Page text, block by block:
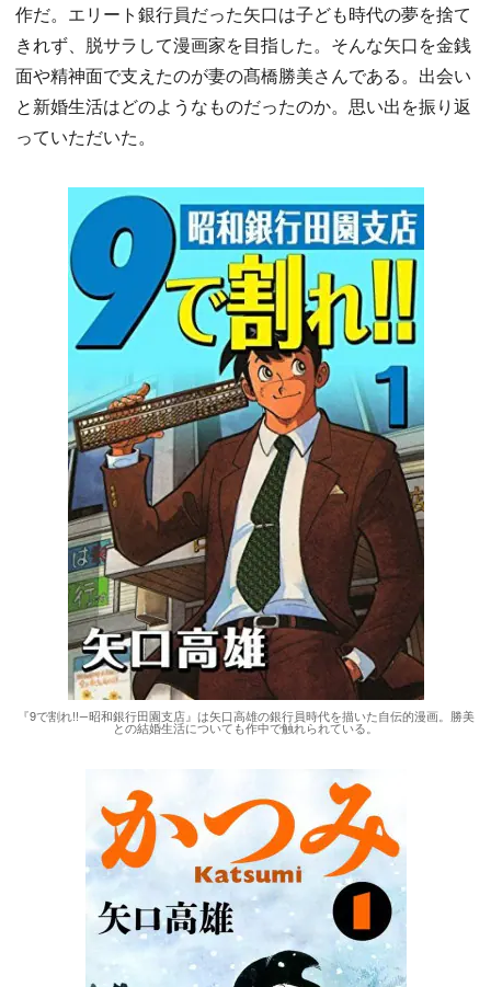
作だ。エリート銀行員だった矢口は子ども時代の夢を捨て
きれず、脱サラして漫画家を目指した。そんな矢口を金銭
面や精神面で支えたのが妻の髙橋勝美さんである。出会い
と新婚生活はどのようなものだったのか。思い出を振り返
っていただいた。
『9で割れ!!―昭和銀行田園支店』は矢口高雄の銀行員時代を描いた自伝的漫画。勝美
との結婚生活についても作中で触れられている。